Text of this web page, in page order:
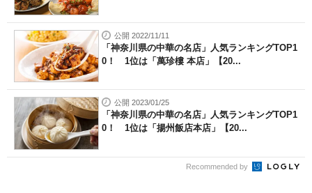
公開 2022/11/11
「神奈川県の中華の名店」人気ランキングTOP1
0！ 1位は「萬珍樓 本店」【20...
公開 2023/01/25
「神奈川県の中華の名店」人気ランキングTOP1
0！ 1位は「揚州飯店本店」【20...
Recommended by